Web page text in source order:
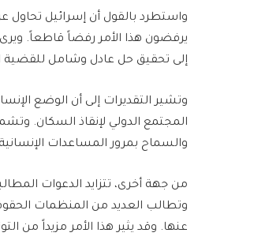
واستطرد بالقول أن إسرائيل
يرفضون هذا الأمر رفضاً قاطعاً.
إلى تحقيق حل عادل وشامل للقضية
وتشير التقديرات إلى أن الوضع
المجتمع الدولي لإنقاذ السكان.
والسماح بمرور المساعدات
من جهة أخرى، تتزايد الدعوات
وتطالب العديد من المنظمات
عنها. وقد يثير هذا الأمر مزيداً من